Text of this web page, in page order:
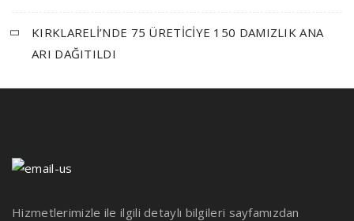
KIRKLARELİ’NDE 75 ÜRETİCİYE 150 DAMIZLIK ANA
ARI DAĞITILDI
Hizmetlerimizle ile ilgili detaylı bilgileri sayfamızdan